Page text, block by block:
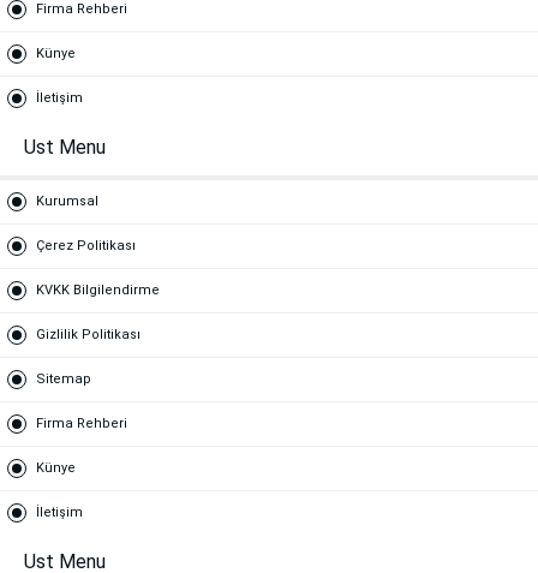
Firma Rehberi
Künye
İletişim
Ust Menu
Kurumsal
Çerez Politikası
KVKK Bilgilendirme
Gizlilik Politikası
Sitemap
Firma Rehberi
Künye
İletişim
Ust Menu